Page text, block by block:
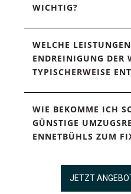
WICHTIG?
WELCHE
ENDREINIGUNG DER
TYPISCHERWEISE
WIE BEKOMME ICH
GÜNSTIGE
ENNETBÜHLS ZUM
JETZT